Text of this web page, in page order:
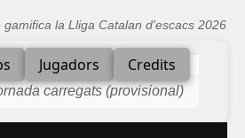
la Lliga Catalan d'escacs 2026
Jugadors Credits
carregats (provisional)